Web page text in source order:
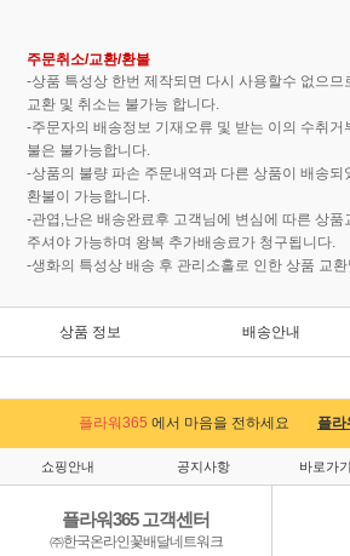
주문취소/교환/환불
-상품 특성상 한번 제작되면 다시 사용할수 없으므
교환 및 취소는 불가능 합니다.
-주문자의 배송정보 기재오류 및 받는 이의 수취거
불은 불가능합니다.
-상품의 불량 파손 주문내역과 다른 상품이 배송되
환불이 가능합니다.
-관엽,난은 배송완료후 고객님에 변심에 따른 상품
주셔야 가능하며 왕복 추가배송료가 청구됩니다.
-생화의 특성상 배송 후 관리소홀로 인한 상품 교
상품 정보 배송안내
플라워365 에서 마음을 전하세요 플
쇼핑안내 공지사항 바로가
플라워365 고객센터
㈜한국온라인꽃배달네트워크